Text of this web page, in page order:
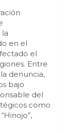
en el
el
Entre
denuncia,
bajo
del
como